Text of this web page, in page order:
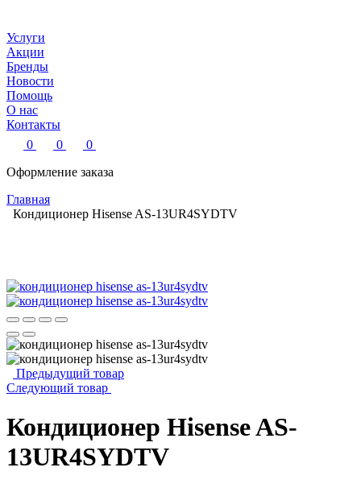
Услуги
Акции
Бренды
Новости
Помощь
О нас
Контакты
0
0
0
Оформление заказа
Главная
Кондиционер Hisense AS-13UR4SYDTV
Предыдущий товар
Следующий товар
Кондиционер Hisense AS-
13UR4SYDTV